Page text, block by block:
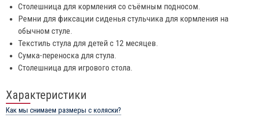
Столешница для кормления со съёмным подносом.
Ремни для фиксации сиденья стульчика для кормления на
обычном стуле.
Текстиль стула для детей с 12 месяцев.
Сумка-переноска для стула.
Столешница для игрового стола.
Характеристики
Как мы снимаем размеры с коляски?